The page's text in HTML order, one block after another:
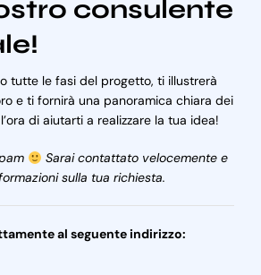
consulente
tutte le fasi del progetto, ti illustrerà
e ti fornirà una panoramica chiara dei
di aiutarti a realizzare la tua idea!
Sarai contattato velocemente e
sulla tua richiesta.
al seguente indirizzo: